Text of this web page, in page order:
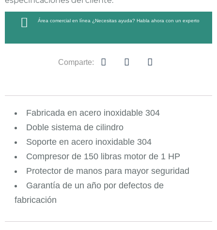
Área comercial en línea ¿Necesitas ayuda? Habla ahora con un experto
Comparte:
Fabricada en acero inoxidable 304
Doble sistema de cilindro
Soporte en acero inoxidable 304
Compresor de 150 libras motor de 1 HP
Protector de manos para mayor seguridad
Garantía de un año por defectos de
fabricación